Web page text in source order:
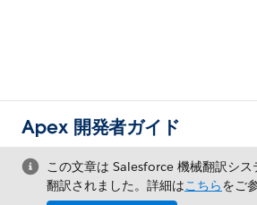
Apex 開発者ガイド
この文章は Salesforce 機械翻訳シス
翻訳されました。詳細はこちらをご